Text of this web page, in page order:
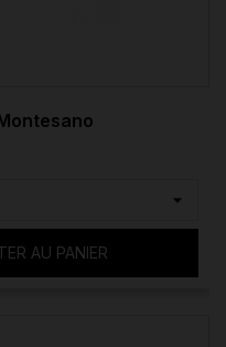
AU PANIER